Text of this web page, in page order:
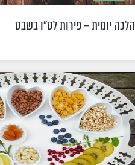
הלכה יומית – פירות לט"ו בשבט